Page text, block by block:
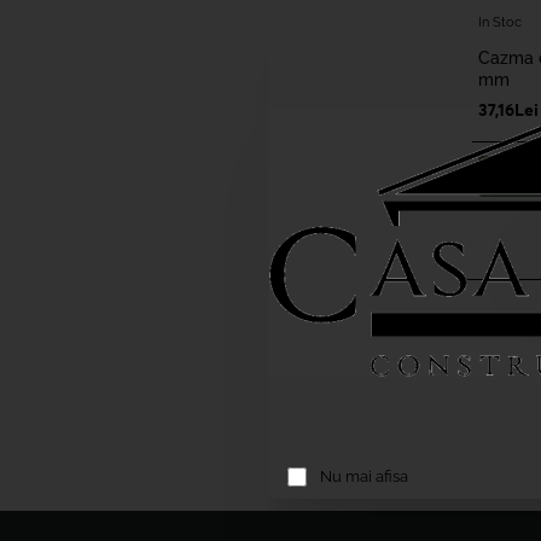
Nu mai afisa
In Stoc
Cazma
mm
37,16Lei